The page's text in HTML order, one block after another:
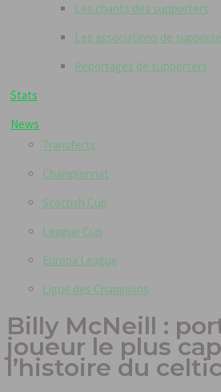
Les chants des supporters
Les associations de
Reportages de supporters
Stats
News
Transferts
Championnat
Scottish Cup
League Cup
Europa League
Ligue des Champions
Billy McNeill :
joueur le plus
l’histoire du celtic